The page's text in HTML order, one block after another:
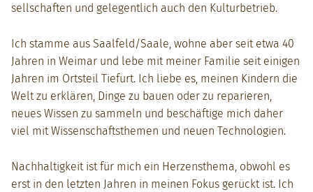
sellschaften und gele­gentlich auch den Kul­turbe­trieb.
Ich stamme aus Saalfeld/Saale, wohne aber seit etwa 40
Jahren in Weimar und lebe mit mein­er Fam­i­lie seit eini­gen
Jahren im Ort­steil Tiefurt. Ich liebe es, meinen Kindern die
Welt zu erk­lären, Dinge zu bauen oder zu repari­eren,
neues Wis­sen zu sam­meln und beschäftige mich daher
viel mit Wis­senschaft­s­the­men und neuen Tech­nolo­gien.
Nach­haltigkeit ist für mich ein Herzen­s­the­ma, obwohl es
erst in den let­zten Jahren in meinen Fokus gerückt ist. Ich